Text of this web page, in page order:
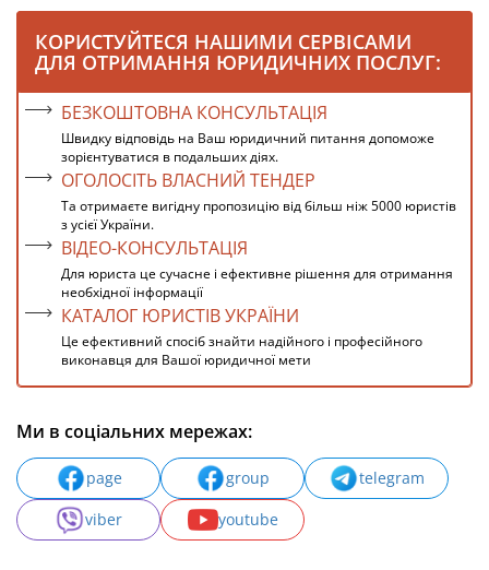
КОРИСТУЙТЕСЯ НАШИМИ СЕРВІСАМИ
ДЛЯ ОТРИМАННЯ ЮРИДИЧНИХ ПОСЛУГ:
БЕЗКОШТОВНА КОНСУЛЬТАЦІЯ
Швидку відповідь на Ваш юридичний питання допоможе
зорієнтуватися в подальших діях.
ОГОЛОСІТЬ ВЛАСНИЙ ТЕНДЕР
Та отримаєте вигідну пропозицію від більш ніж 5000 юристів
з усієї України.
ВІДЕО-КОНСУЛЬТАЦІЯ
Для юриста це сучасне і ефективне рішення для отримання
необхідної інформації
КАТАЛОГ ЮРИСТІВ УКРАЇНИ
Це ефективний спосіб знайти надійного і професійного
виконавця для Вашої юридичної мети
Ми в соціальних мережах:
page group
telegram
viber
youtube